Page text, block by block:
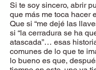
Si te soy sincero, abrir
que más me toca hacer
Que si “me dejé las
si “la cerradura se ha
atascada”… esas
comunes de lo que te
lo bueno es que,